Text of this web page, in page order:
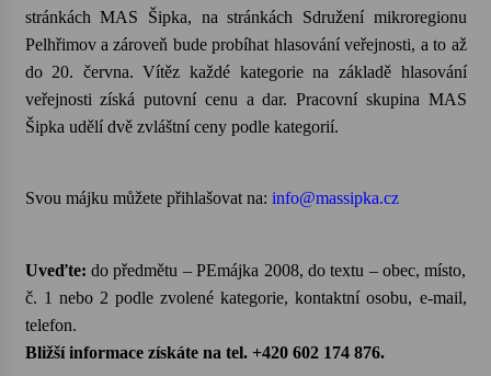
Letní koncerty ve Stromovce: Kolchoz a
Jenakaši
28. 7. 2026
23. 7. 2026
stránkách MAS Šipka, na stránkách Sdružení mikroregionu
Pelhřimov a zároveň bude probíhat hlasování veřejnosti, a to až
do 20. června. Vítěz každé kategorie na základě hlasování
veřejnosti získá putovní cenu a dar. Pracovní skupina MAS
Šipka udělí dvě zvláštní ceny podle kategorií.
Svou májku můžete přihlašovat na: info@massipka.cz
Uveďte: do předmětu – PEmájka 2008, do textu – obec, místo,
č. 1 nebo 2 podle zvolené kategorie, kontaktní osobu, e-mail,
telefon.
Bližší informace získáte na tel. +420 602 174 876.